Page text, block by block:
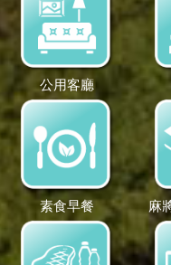
公用客廳
素食早餐 麻